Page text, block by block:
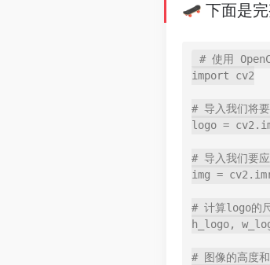
🛹 下面是完
# 使用
import cv2
# 导入我们将
logo =
# 导入我们要
img =
# 计算logo的
h_logo,
# 图像的高度